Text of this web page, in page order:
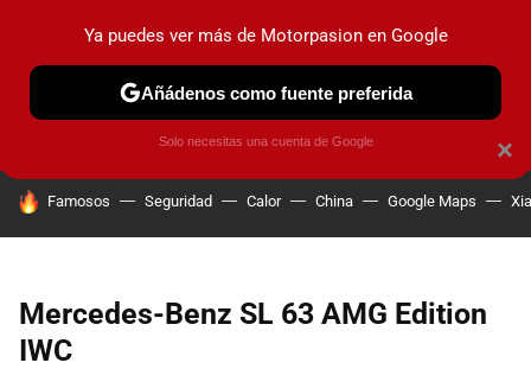
PRUEBAS COCHES ELÉCTRICOS OBSERVATORIO
HOY SE HABLA DE
Famosos Seguridad Calor China Google Maps
Mercedes-Benz SL 63 AMG Edition
IWC
×
Ya puedes ver más de Motorpasion en Google
Añádenos como fuente preferida
Solo necesitas una cuenta de Google